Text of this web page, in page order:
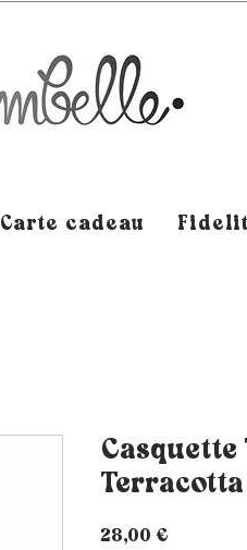
Carte cadeau
Casquette
Terracotta
28,00 €